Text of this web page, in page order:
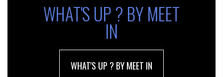
WHAT'S UP ? BY MEET
IN
WHAT'S UP ? BY MEET IN